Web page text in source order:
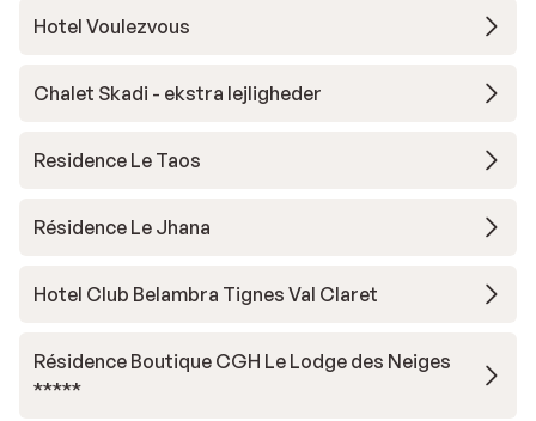
Hotel Voulezvous
Chalet Skadi - ekstra lejligheder
Residence Le Taos
Résidence Le Jhana
Hotel Club Belambra Tignes Val Claret
Résidence Boutique CGH Le Lodge des Neiges
*****